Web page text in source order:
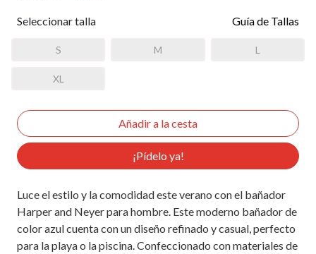
Seleccionar talla Guía de Tallas
S M L
XL
¡Pídelo ya!
Luce el estilo y la comodidad este verano con el bañador
Harper and Neyer para hombre. Este moderno bañador de
color azul cuenta con un diseño refinado y casual, perfecto
para la playa o la piscina. Confeccionado con materiales de